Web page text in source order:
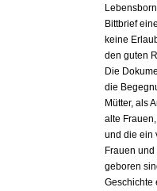
Bittbrief
keine
den guten
Die
die
Mütter, als
alte
und die ein
Frauen
geboren
Geschichte